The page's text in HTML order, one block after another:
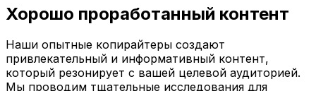
Хорошо проработанный контент
Наши опытные копирайтеры создают
привлекательный и информативный контент,
который резонирует с вашей целевой аудиторией.
Мы проводим тщательные исследования для